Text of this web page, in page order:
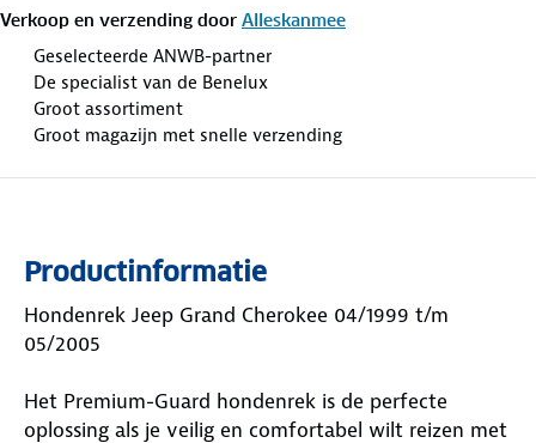
Verkoop en verzending door Alleskanmee
Geselecteerde ANWB-partner
De specialist van de Benelux
Groot assortiment
Groot magazijn met snelle verzending
Productinformatie
Hondenrek Jeep Grand Cherokee 04/1999 t/m
05/2005
Het Premium-Guard hondenrek is de perfecte
oplossing als je veilig en comfortabel wilt reizen met